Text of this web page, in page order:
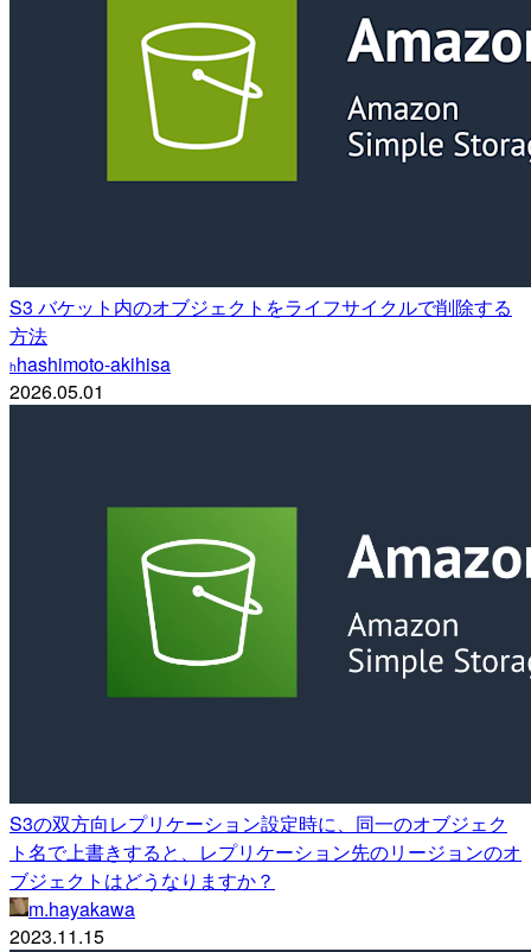
S3 バケット内のオブジェクトをライフサイクルで削除する
方法
hhashimoto-akihisa
2026.05.01
S3の双方向レプリケーション設定時に、同一のオブジェク
ト名で上書きすると、レプリケーション先のリージョンのオ
ブジェクトはどうなりますか？
m.hayakawa
2023.11.15